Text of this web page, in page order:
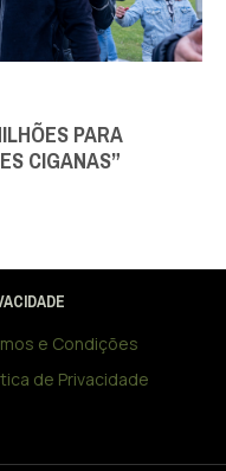
PARA
CIGANAS”
e Condições
de Privacidade